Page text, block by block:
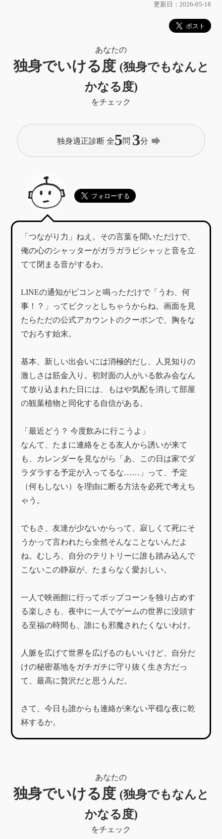
更新日：2026-05-18
あなたの
独身でいける度 (独身でもなんと
かなる度)
をチェック
独身適正診断 全5問 3分 forward
「つながり力」ねえ。その言葉を聞いただけで、
俺の心のシャッターがガラガラピシャッと音を立
てて閉まる音がするわ。
LINEの通知がピコンと鳴っただけで「うわ、何
事！？」ってビクッとしちゃうからね。画面を見
たらただの公式アカウントのクーポンで、胸をな
でおろす始末。
基本、新しい出会いには消極的だし、人見知りの
激しさは筋金入り。初対面の人がいる飲み会なん
て放り込まれた日には、もはや気配を消して部屋
の観葉植物と同化する自信がある。
「最近どう？ 今度飲みに行こうよ」
なんて、たまに連絡をとる友人から誘いが来て
も、カレンダーを見ながら「あ、この日は家でダ
ラダラする予定が入ってるな……」って、予定
（何もしない）を理由に断る方法を必死で考えち
ゃう。
でもさ、友達が少ないからって、寂しくて死にそ
うかって言われたら全然そんなことないんだよ
ね。むしろ、自分のテリトリーに誰も踏み込んで
こないこの静寂が、たまらなく愛おしい。
一人で映画館に行ってポップコーンを独り占めす
る楽しさも、夜中に一人でゲームの世界に没頭す
る至福の時間も、誰にも邪魔されたくないわけ。
人脈を広げて世界を広げるのもいいけど、自分だ
けの秘密基地をガチガチに守り抜く生き方だっ
て、最高に贅沢だと思うんだ。
さて、今日も誰からも連絡が来ない平穏な夜に乾
杯するか。
あなたの
独身でいける度 (独身でもなんと
かなる度)
をチェック